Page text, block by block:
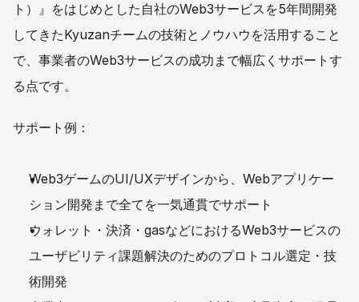
ト）』をはじめとした自社のWeb3サービスを5年間開発
してきたKyuzanチームの技術とノウハウを活用すること
で、事業者のWeb3サービスの成功まで幅広くサポートす
る点です。
サポート例：
Web3ゲームのUI/UXデザインから、Webアプリケー
ション開発まで全てを一気通貫でサポート
ウォレット・決済・gasなどにおけるWeb3サービスの
ユーザビリティ課題解決のためのプロトコル選定・技
術開発